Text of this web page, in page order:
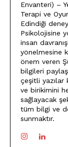
Envanteri) –
Terapi ve
Edindiği
Psikolojisine
insan
yönelmesine
önem veren
bilgileri
çeşitli yazılar
ve birikimini
sağlayacak
tüm bilgi ve
sunmaktır.